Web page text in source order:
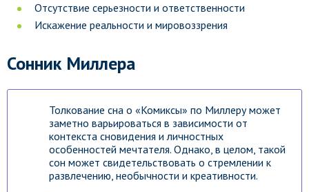
Отсутствие серьезности и ответственности
Искажение реальности и мировоззрения
Сонник Миллера
Толкование сна о «Комиксы» по Миллеру может
заметно варьироваться в зависимости от
контекста сновидения и личностных
особенностей мечтателя. Однако, в целом, такой
сон может свидетельствовать о стремлении к
развлечению, необычности и креативности.